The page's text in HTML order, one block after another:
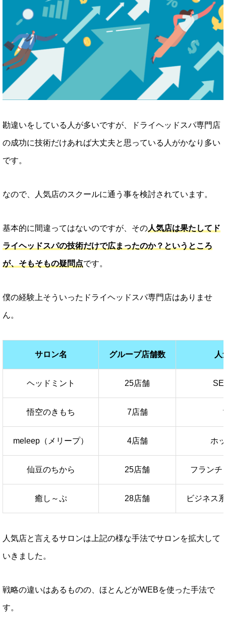
勘違いをしている人が多いですが、ドライヘッドスパ専門店
の成功に技術だけあれば大丈夫と思っている人がかなり多い
です。
なので、人気店のスクールに通う事を検討されています。
基本的に間違ってはないのですが、その人気店は果たしてド
ライヘッドスパの技術だけで広まったのか？というところ
が、そもそもの疑問点です。
僕の経験上そういったドライヘッドスパ専門店はありませ
ん。
サロン名 グループ店舗数 人
ヘッドミント 25店舗
悟空のきもち 7店舗
meleep（メリープ） 4店舗 ホ
仙豆のちから 25店舗 フランチ
癒し～ぷ 28店舗 ビジネス
人気店と言えるサロンは上記の様な手法でサロンを拡大して
いきました。
戦略の違いはあるものの、ほとんどがWEBを使った手法で
す。